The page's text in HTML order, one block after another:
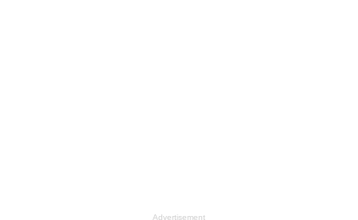
Advertisement